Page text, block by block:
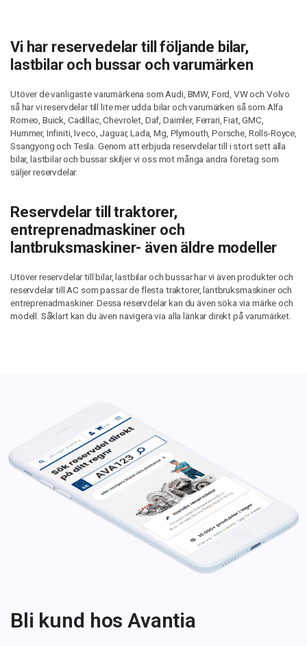
Vi har reservedelar till följande bilar,
lastbilar och bussar och varumärken
Utöver de vanligaste varumärkena som Audi, BMW, Ford, VW och Volvo
så har vi reservdelar till lite mer udda bilar och varumärken så som Alfa
Romeo, Buick, Cadillac, Chevrolet, Daf, Daimler, Ferrari, Fiat, GMC,
Hummer, Infiniti, Iveco, Jaguar, Lada, Mg, Plymouth, Porsche, Rolls-Royce,
Ssangyong och Tesla. Genom att erbjuda reservdelar till i stort sett alla
bilar, lastbilar och bussar skiljer vi oss mot många andra företag som
säljer reservdelar.
Reservdelar till traktorer,
entreprenadmaskiner och
lantbruksmaskiner- även äldre modeller
Utöver reservdelar till bilar, lastbilar och bussar har vi även produkter och
reservdelar till AC som passar de flesta traktorer, lantbruksmaskiner och
entreprenadmaskiner. Dessa reservdelar kan du även söka via märke och
modell. Såklart kan du även navigera via alla länkar direkt på varumärket.
Bli kund hos Avantia